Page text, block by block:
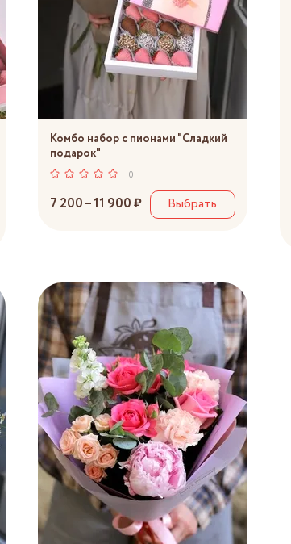
Комбо набор с пионами "Сладкий
подарок"
0
7 200 – 11 900 ₽ Выбрать